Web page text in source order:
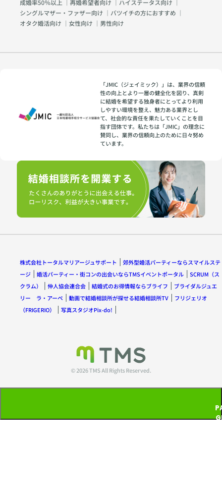
成婚率50％以上 再婚希望者向け ハイステータス向け
シングルマザー・ファザー向け
バツイチの方におすすめ
オタク婚活向け
女性向け 男性向け
「JMIC（ジェイミック）」は、業界の信頼
性の向上とより一層の健全化を図り、真剣
に結婚を希望する独身者にとってより利用
しやすい環境を整え、魅力ある業界とし
て、社会的な責任を果たしていくことを目
指す団体です。私たちは「JMIC」の理念に
賛同し、業界の信頼向上のために日々努め
ています。
株式会社トータルマリアージュサポート
郊外型婚活パーティーならスマイルステ
ージ
婚活パーティー・街コンの出会いならTMSイベントポータル
SCRUM（ス
クラム）
仲人協会連合会 結婚式のお得情報ならブライフ
ブライダルジュエ
リー ラ・アーペ
動画で結婚相談所が探せる結婚相談所TV
フリジェリオ
（FRIGERIO）
写真スタジオPix-do!
© 2026 TMS All Rights Reserved.